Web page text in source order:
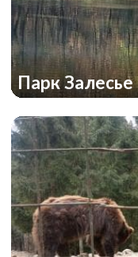
Парк Залесье